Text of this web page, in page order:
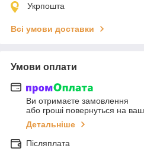
Укрпошта
Всі умови доставки
Умови оплати
Ви отримаєте замовлення
або гроші повернуться на
Детальніше
Післяплата